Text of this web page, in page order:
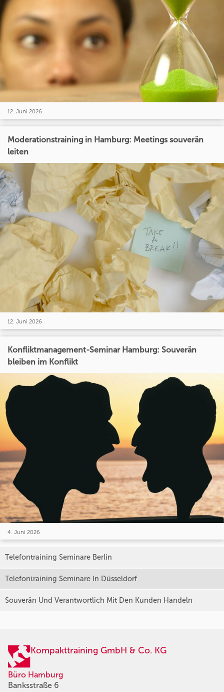
12. Juni 2026
Moderationstraining in Hamburg: Meetings souverän
leiten
12. Juni 2026
Konfliktmanagement-Seminar Hamburg: Souverän
bleiben im Konflikt
4. Juni 2026
Telefontraining Seminare Berlin
Telefontraining Seminare In Düsseldorf
Souverän Und Verantwortlich Mit Den Kunden Handeln
Kompakttraining GmbH & Co. KG
Büro Hamburg
Banksstraße 6